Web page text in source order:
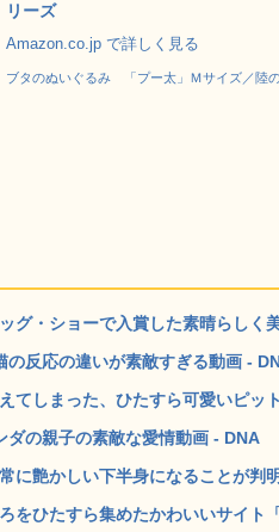
リーズ
Amazon.co.jp で詳しく見る
ブタのぬいぐるみ 「プー太」Ｍサイズ／陸
グ・ショーで入賞した素晴らしく
反応の違いが素敵すぎる動画 -
てしまった、ひたすら可愛いピッ
の親子の素敵な愛情動画 - DNA
に艶かしい下半身になることが判
をひたすら集めたかわいいサイ